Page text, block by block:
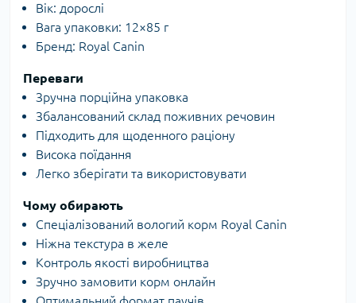
Вік: дорослі
Вага упаковки: 12×85 г
Бренд: Royal Canin
Переваги
Зручна порційна упаковка
Збалансований склад поживних речовин
Підходить для щоденного раціону
Висока поїдання
Легко зберігати та використовувати
Чому обирають
Спеціалізований вологий корм Royal Canin
Ніжна текстура в желе
Контроль якості виробництва
Зручно замовити корм онлайн